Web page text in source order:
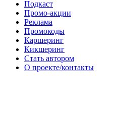
Подкаст
Промо-акции
Реклама
Промокоды
Каршеринг
Кикшеринг
Стать автором
О проекте/контакты